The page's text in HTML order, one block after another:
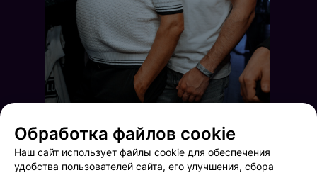
Обработка файлов cookie
Наш сайт использует файлы cookie для обеспечения
удобства пользователей сайта, его улучшения, сбора